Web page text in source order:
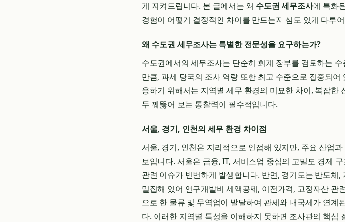
게 지켜드립니다. 본 글에서는 왜 수도권 세무조사에 특화
경험이 어떻게 결정적인 차이를 만드는지 심도 있게 다루
왜 수도권 세무조사는 특별한 전문성을 요구하는가?
수도권에서의 세무조사는 단순히 회계 장부를 검토하는
만큼, 과세 당국의 조사 역량 또한 최고 수준으로 집중되
응하기 위해서는 지역별 세무 환경의 미묘한 차이, 복잡한
두 꿰뚫어 보는 통찰력이 필수적입니다.
서울, 경기, 인천의 세무 환경 차이점
서울, 경기, 인천은 지리적으로 인접해 있지만, 주요 산업
보입니다. 서울은 금융, IT, 서비스업 중심의 고밀도 경제
관련 이슈가 빈번하게 발생합니다. 반면, 경기도는 반도체
밀집해 있어 연구개발비 세액공제, 이전가격, 고정자산 관
으로 한 물류 및 무역업이 발달하여 관세와 내국세가 연계
다. 이러한 지역별 특성을 이해하지 못하면 조사관의 핵심